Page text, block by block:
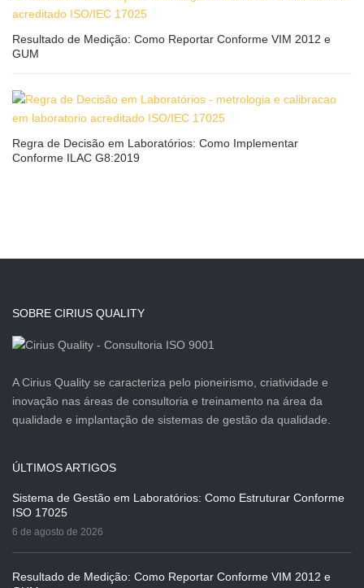
Resultado de Medição: Como Reportar Conforme VIM 2012 e
GUM
Regra de Decisão em Laboratórios: Como Implementar
Conforme ILAC G8:2019
SOBRE CIRIUS QUALITY
A Cirius Quality se caracteriza pelo pioneirismo, criatividade e
inovação nas áreas de consultoria e treinamento na área da
qualidade e implantação de sistemas de gestão da qualidade.
ÚLTIMOS ARTIGOS
Sistema de Gestão em Laboratórios: Como Estruturar Conforme
ISO 17025
6 de agosto de 2026
Resultado de Medição: Como Reportar Conforme VIM 2012 e